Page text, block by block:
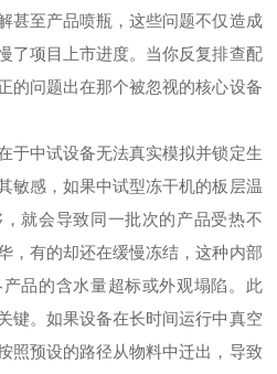
甚至产品喷瓶，这些问题不仅造成
了项目上市进度。当你反复排查配
的问题出在那个被忽视的核心设备
中试设备无法真实模拟并锁定生
敏感，如果中试型冻干机的板层温
就会导致同一批次的产品受热不
，有的却还在缓慢冻结，这种内部
品的含水量超标或外观塌陷。此
键。如果设备在长时间运行中真空
照预设的路径从物料中迁出，导致